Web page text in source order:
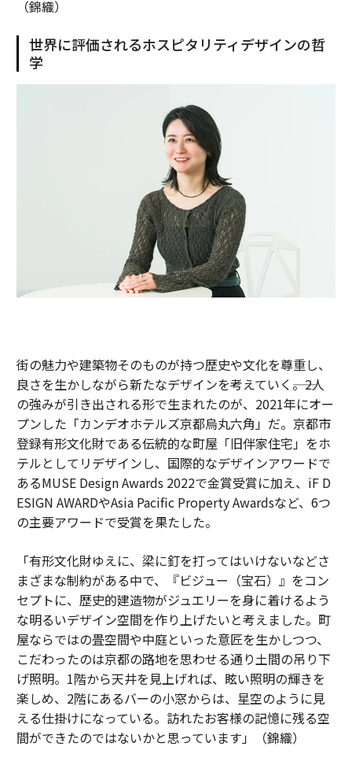
（錦織）
世界に評価されるホスピタリティデザインの哲
学
街の魅力や建築物そのものが持つ歴史や文化を尊重し、
良さを生かしながら新たなデザインを考えていく――。2人
の強みが引き出される形で生まれたのが、2021年にオー
プンした「カンデオホテルズ京都烏丸六角」だ。京都市
登録有形文化財である伝統的な町屋「旧伴家住宅」をホ
テルとしてリデザインし、国際的なデザインアワードで
あるMUSE Design Awards 2022で金賞受賞に加え、iF D
ESIGN AWARDやAsia Pacific Property Awardsなど、6つ
の主要アワードで受賞を果たした。
「有形文化財ゆえに、梁に釘を打ってはいけないなどさ
まざまな制約がある中で、『ビジュー（宝石）』をコン
セプトに、歴史的建造物がジュエリーを身に着けるよう
な明るいデザイン空間を作り上げたいと考えました。町
屋ならではの畳空間や中庭といった意匠を生かしつつ、
こだわったのは京都の路地を思わせる通り土間の吊り下
げ照明。1階から天井を見上げれば、眩い照明の輝きを
楽しめ、2階にあるバーの小窓からは、星空のように見
える仕掛けになっている。訪れたお客様の記憶に残る空
間ができたのではないかと思っています」（錦織）